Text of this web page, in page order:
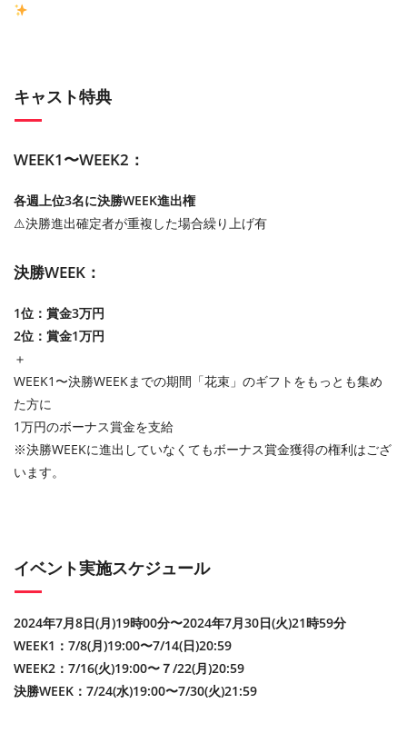
キャスト特典
WEEK1〜WEEK2：
各週上位3名に決勝WEEK進出権
⚠︎決勝進出確定者が重複した場合繰り上げ有
決勝WEEK：
1位：賞金3万円
2位：賞金1万円
＋
WEEK1〜決勝WEEKまでの期間「花束」のギフトをもっとも集め
た方に
1万円のボーナス賞金を支給
※決勝WEEKに進出していなくてもボーナス賞金獲得の権利はござ
います。
イベント実施スケジュール
2024年7月8日(月)19時00分〜2024年7月30日(火)21時59分
WEEK1：7/8(月)19:00〜7/14(日)20:59
WEEK2：7/16(火)19:00〜７/22(月)20:59
決勝WEEK：7/24(水)19:00〜7/30(火)21:59